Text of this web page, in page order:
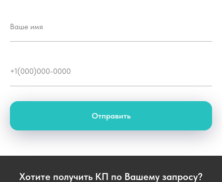
Отправить
Хотите получить КП по Вашему запросу?